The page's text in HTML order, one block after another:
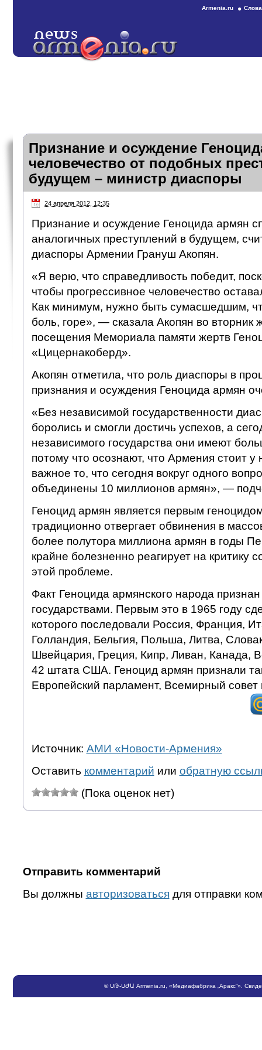
Armenia.ru
Признание и осуждение
человечество от подобных
будущем – министр диаспоры
24 апреля 2012, 12:35
Признание и осуждение Геноцида армян
аналогичных преступлений в будущем,
диаспоры Армении Грануш Акопян.
«Я верю, что справедливость победит,
чтобы прогрессивное человечество
Как минимум, нужно быть сумасшедшим,
боль, горе», — сказала Акопян во вторник
посещения Мемориала памяти жертв
«Цицернакоберд».
Акопян отметила, что роль диаспоры в
признания и осуждения Геноцида армян
«Без независимой государственности
боролись и смогли достичь успехов, а
независимого государства они имеют
потому что осознают, что Армения стоит
важное то, что сегодня вокруг одного
объединены 10 миллионов армян», —
Геноцид армян является первым
традиционно отвергает обвинения в
более полутора миллиона армян в годы
крайне болезненно реагирует на критику
этой проблеме.
Факт Геноцида армянского народа
государствами. Первым это в 1965 году
которого последовали Россия, Франция,
Голландия, Бельгия, Польша, Литва,
Швейцария, Греция, Кипр, Ливан, Канада,
42 штата США. Геноцид армян признали
Европейский парламент, Всемирный совет
Источник: АМИ «Новости-Армения»
Оставить комментарий или обратную
(Пока оценок нет)
Отправить комментарий
Вы должны авторизоваться для отправки
©ՍԹ-ՍԺԱ Armenia.ru , «Медиафабрика „Аракс“».